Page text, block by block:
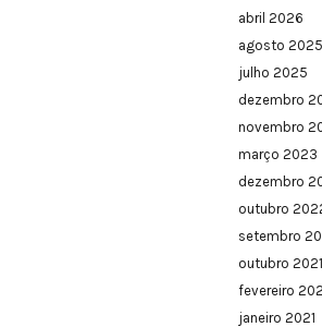
abril 2026
agosto 2025
julho 2025
dezembro
novembro
março 2023
dezembro
outubro
setembro
outubro 2021
fevereiro
janeiro 2021